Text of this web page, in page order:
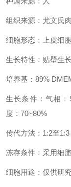
组织来源：尤文氏
细胞形态：上皮细
生长特性：贴壁生长
培养基：89%
生长条件：气相
度：70~80%
传代方法：1:2至
冻存条件：采用细
细胞用途：仅供研